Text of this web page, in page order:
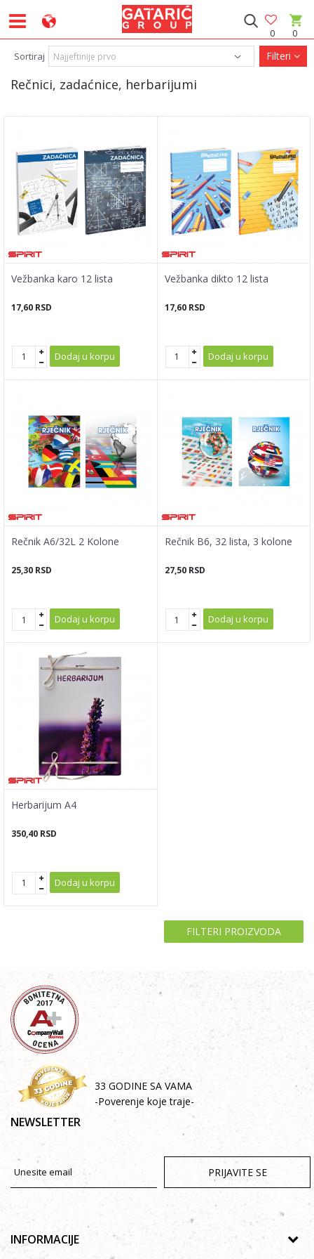
0
0
Rečnici, zadaćnice, herbarijumi
Sortiraj Filteri
Vežbanka karo 12 lista
17,60 RSD
Dodaj u korpu
Vežbanka dikto 12 lista
17,60 RSD
Dodaj u korpu
Rečnik A6/32L 2 Kolone
25,30 RSD
Dodaj u korpu
Rečnik B6, 32 lista, 3 kolone
27,50 RSD
Dodaj u korpu
Herbarijum A4
350,40 RSD
Dodaj u korpu
FILTERI PROIZVODA
33 GODINE SA VAMA
-Poverenje koje traje-
NEWSLETTER
PRIJAVITE SE
INFORMACIJE